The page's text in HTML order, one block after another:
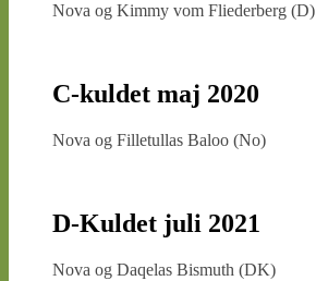
Nova og Kimmy vom Fliederberg (D)
C-kuldet maj 2020
Nova og Filletullas Baloo (No)
D-Kuldet juli 2021
Nova og Daqelas Bismuth (DK)